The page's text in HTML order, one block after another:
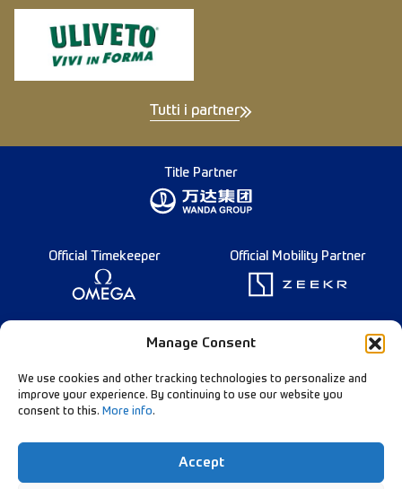
Manage Consent
We use cookies and other tracking technologies to personalize and
improve your experience. By continuing to use our website you
consent to this. More info.
Accept
Tutti i partner
Title Partner
Official Timekeeper Official Mobility Partner
Founding Partner
Data Privacy